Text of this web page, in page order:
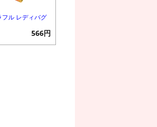
フル レディバグ
566円